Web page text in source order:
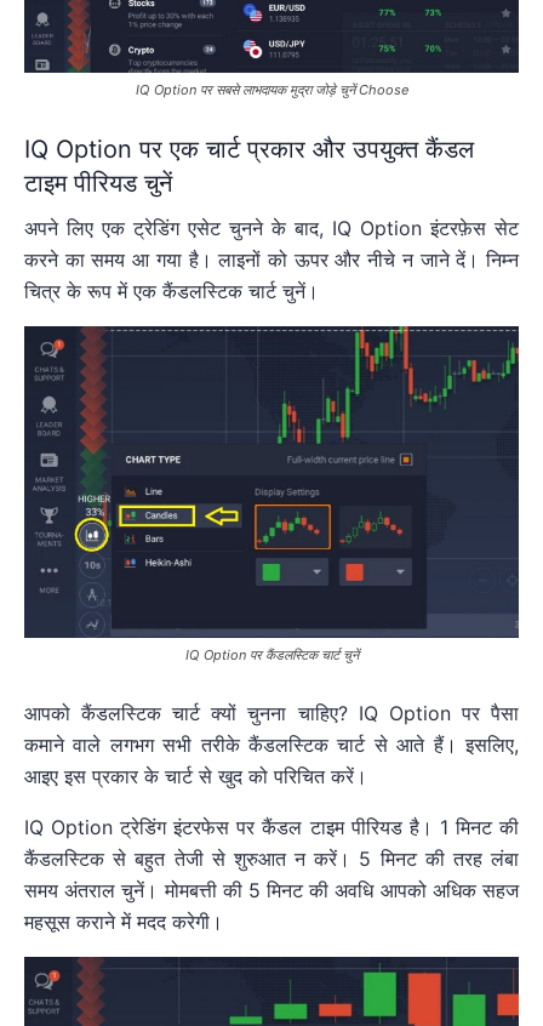
IQ Option पर सबसे लाभदायक मुद्रा जोड़े चुनें Choose
IQ Option पर एक चार्ट प्रकार और उपयुक्त कैंडल
टाइम पीरियड चुनें
अपने लिए एक ट्रेडिंग एसेट चुनने के बाद, IQ Option इंटरफ़ेस सेट
करने का समय आ गया है। लाइनों को ऊपर और नीचे न जाने दें। निम्न
चित्र के रूप में एक कैंडलस्टिक चार्ट चुनें।
IQ Option पर कैंडलस्टिक चार्ट चुनें
आपको कैंडलस्टिक चार्ट क्यों चुनना चाहिए? IQ Option पर पैसा
कमाने वाले लगभग सभी तरीके कैंडलस्टिक चार्ट से आते हैं। इसलिए,
आइए इस प्रकार के चार्ट से खुद को परिचित करें।
IQ Option ट्रेडिंग इंटरफेस पर कैंडल टाइम पीरियड है। 1 मिनट की
कैंडलस्टिक से बहुत तेजी से शुरुआत न करें। 5 मिनट की तरह लंबा
समय अंतराल चुनें। मोमबत्ती की 5 मिनट की अवधि आपको अधिक सहज
महसूस कराने में मदद करेगी।